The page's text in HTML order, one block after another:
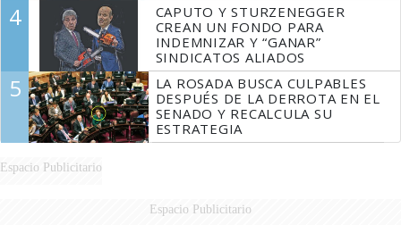
4
CAPUTO Y STURZENEGGER
CREAN UN FONDO PARA
INDEMNIZAR Y “GANAR”
SINDICATOS ALIADOS
5
LA ROSADA BUSCA CULPABLES
DESPUÉS DE LA DERROTA EN EL
SENADO Y RECALCULA SU
ESTRATEGIA
Espacio Publicitario
Espacio Publicitario